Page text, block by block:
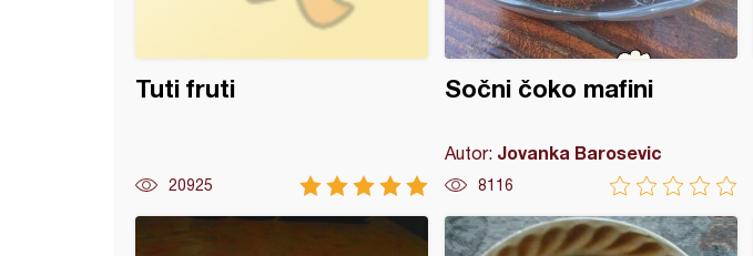
Tuti fruti
20925
Sočni čoko mafini
Autor: Jovanka Barosevic
8116
sa višnjama